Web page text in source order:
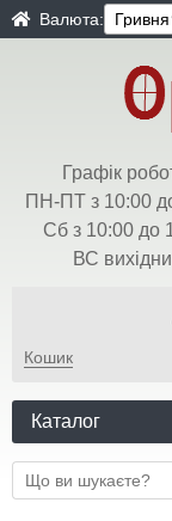
Валюта:
Графік
ПН-ПТ з 10:00
Сб з 10:00 до
ВС
Кошик
Каталог